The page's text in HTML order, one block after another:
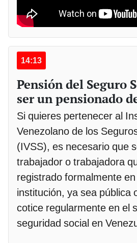
14:13
Pensión del Seguro
ser un pensionado
Si quieres pertenecer al
Venezolano de los
(IVSS), es necesario que
trabajador o trabajadora
registrado formalmente
institución, ya sea pública
cotice regularmente en el
seguridad social en